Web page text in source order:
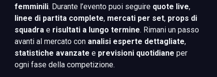
femminili. Durante l’evento puoi seguire quote live,
linee di partita complete, mercati per set, props di
squadra e risultati a lungo termine. Rimani un passo
avanti al mercato con analisi esperte dettagliate,
statistiche avanzate e previsioni quotidiane per
ogni fase della competizione.